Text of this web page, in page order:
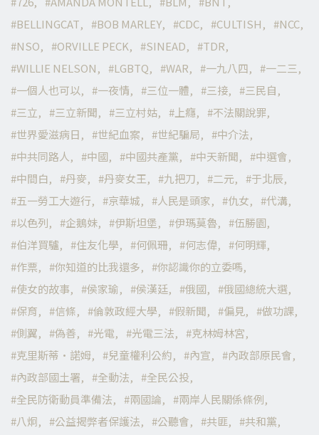
BELLINGCAT
BOB MARLEY CDC CULTISH
NCC
NSO
ORVILLE PECK SINEAD
TDR
WILLIE NELSON
LGBTQ WAR 一九八四
一二三
一個人也可以
一夜情 三位一體 三接
三民自
三立
三立新聞 三立村姑 上癮
不法關說罪
世界愛滋病日
世紀血案 世紀騙局
中介法
中共同路人
中國 中國共產黨 中天新聞
中選會
中間白
丹麥 丹麥女王 九把刀 二元
于北辰
五一勞工大遊行
京華城 人民是頭家 仇女
代溝
以色列
企鵝妹 伊斯坦堡 伊瑪莫魯
伍勝園
伯洋買驢
住友化學 何佩珊 何志偉
何明輝
作票
你知道的比我還多
你認識你的立委嗎
使女的故事
侯家瑜 侯漢廷 俄國
俄國總統大選
保育
信條 倫敦政經大學 假新聞 偏見
做功課
側翼
偽善 光電 光電三法
克林姆林宮
克里斯蒂·諾姆
兒童權利公約 內宣
內政部原民會
內政部國土署
全動法
全民公投
全民防衛動員準備法
兩國論
兩岸人民關係條例
八炯
公益揭弊者保護法 公聽會 共匪
共和黨